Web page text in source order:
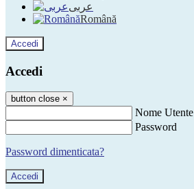
عربى
Română
Accedi
Accedi
button close ×
Nome Utente
Password
Password dimenticata?